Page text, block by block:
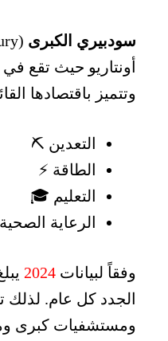
سودبيري الكبرى
أونتاريو حيث تقع
وتتميز باقتصادها
التعدين ⛏️
الطاقة ⚡
التعليم 🎓
الرعاية
وفقاً لبيانات 2024
الجدد كل عام.
ومستشفيات كبرى